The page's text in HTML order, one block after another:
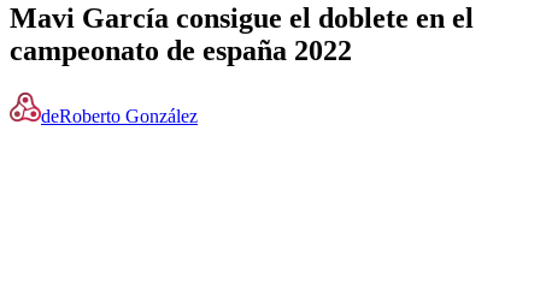
Mavi García consigue el doblete en el
campeonato de españa 2022
deRoberto González